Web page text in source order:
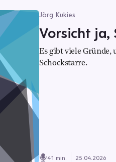
Jörg Kukies
Vorsicht ja,
Es gibt viele Gründe,
Schockstarre.
41 min. 25.04.2026